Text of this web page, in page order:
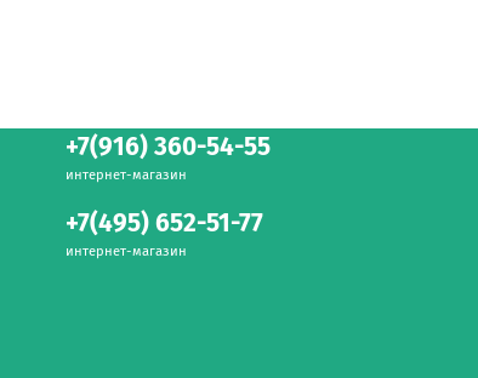
+7(916) 360-54-55
интернет-магазин
+7(495) 652-51-77
интернет-магазин